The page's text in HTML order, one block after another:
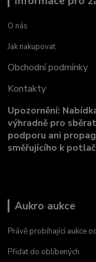
O nás
Jak nakupovat
Obchodní podmínky
Kontakty
Upozornění:
výhradně pro
podporu ani
směřujícího k
Aukro aukce
Právě probíhající aukce
Přidat do oblíbených